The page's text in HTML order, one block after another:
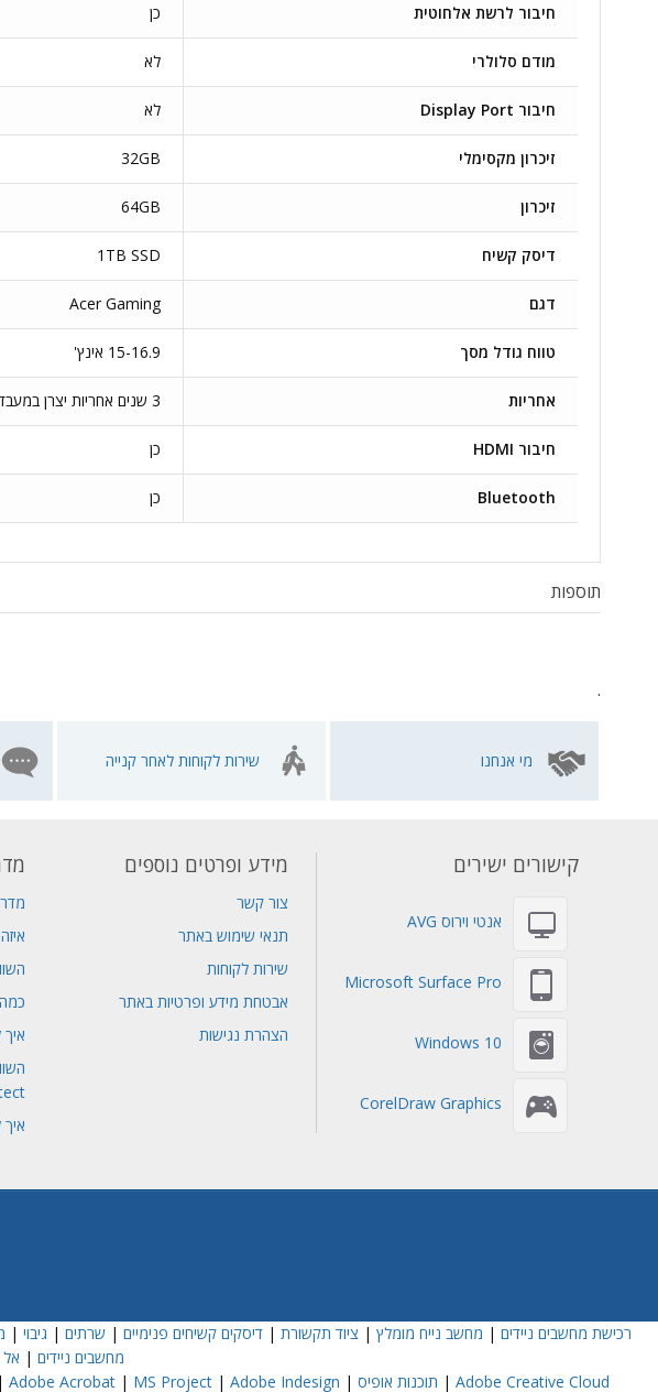
חיבור לרשת אלחוטית כן
מודם סלולרי לא
חיבור Display Port לא
זיכרון מקסימלי 32GB
זיכרון 64GB
דיסק קשיח 1TB SSD
דגם Acer Gaming
טווח גודל מסך 15-16.9 אינץ'
אחריות 3 שנים אחריות יצרן במעבדה
חיבור HDMI כן
Bluetooth כן
תוספות
.
מי אנחנו שירות לקוחות לאחר קנייה
קישורים ישירים
אנטי וירוס AVG
Microsoft Surface Pro
Windows 10
CorelDraw Graphics
מידע ופרטים נוספים
צור קשר
תנאי שימוש באתר
שירות לקוחות
אבטחת מידע ופרטיות באתר
הצהרת נגישות
רכישת מחשבים ניידים | מחשב נייח מומלץ | ציוד תקשורת |דיסקים קשיחים פנימיים | שרתים | גיבוי |
מחשבים ניידים |
Adobe Creative Cloud
| תוכנות אופיס |
| Adobe Acrobat | MS Project | Adobe Indesign